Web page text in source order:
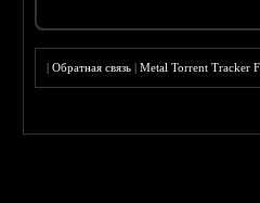
|Обратная связь |Metal Torrent Tracker